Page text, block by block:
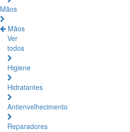
Mãos
Mãos
Ver
todos
Higiene
Hidratantes
Antienvelhecimento
Reparadores